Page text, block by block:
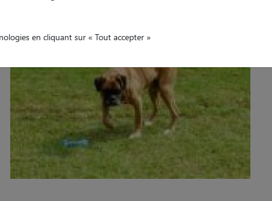
en cliquant sur « Tout accepter »